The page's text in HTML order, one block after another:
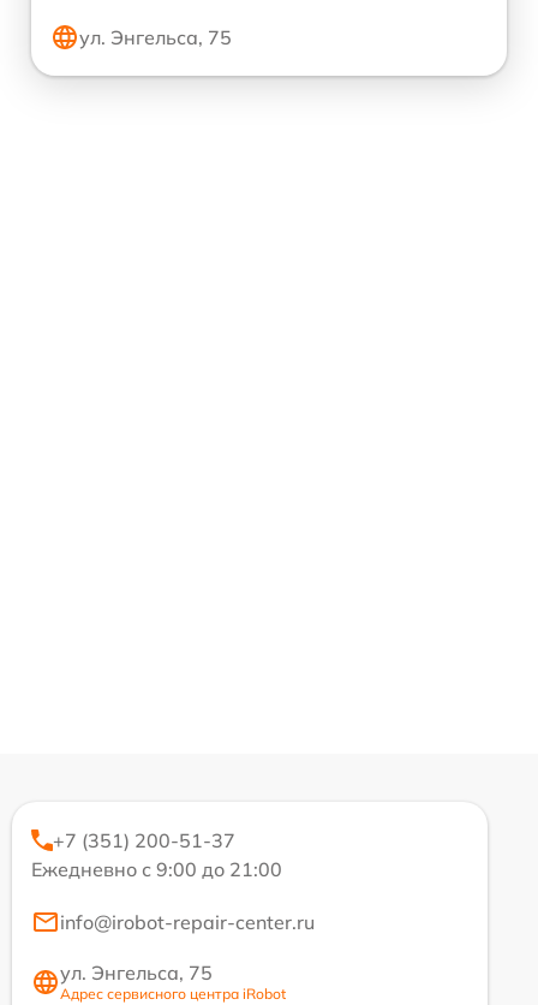
ул. Энгельса, 75
+7 (351) 200-51-37
Ежедневно с 9:00 до 21:00
info@irobot-repair-center.ru
ул. Энгельса, 75
Адрес сервисного центра iRobot